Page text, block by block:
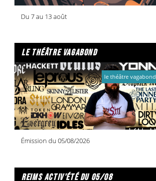
Du 7 au 13 août
le théâtre vagabond
Émission du 05/08/2026
le théâtre vagabond
reims activ'été du 05/08